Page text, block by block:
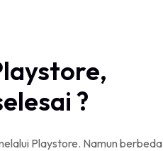
?
Playstore. Namun berbeda